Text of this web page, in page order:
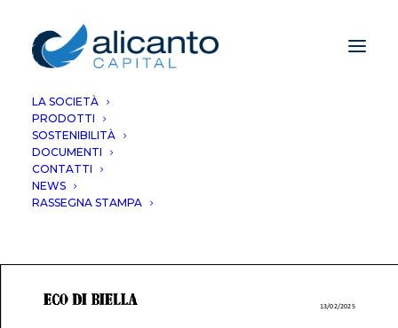
LA SOCIETÀ
PRODOTTI
SOSTENIBILITÀ
DOCUMENTI
CONTATTI
NEWS
RASSEGNA STAMPA
Fuochi artificiali dal
risiko bancario